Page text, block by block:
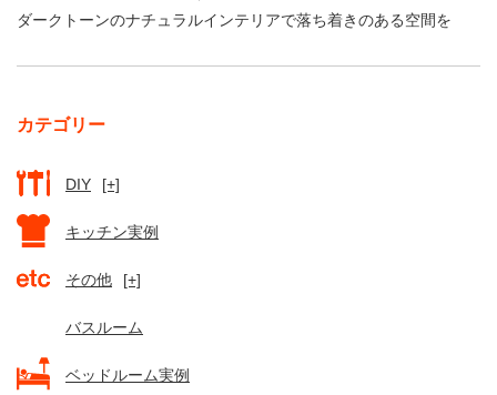
ダークトーンのナチュラルインテリアで落ち着きのある空間を
カテゴリー
DIY [+]
キッチン実例
その他 [+]
バスルーム
ベッドルーム実例